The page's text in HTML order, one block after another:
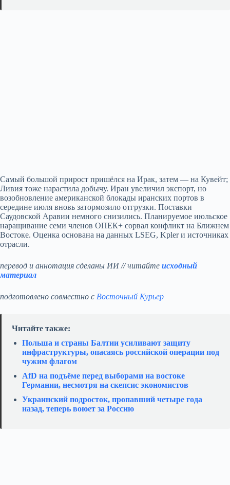
Самый большой прирост пришёлся на Ирак, затем — на Кувейт;
Ливия тоже нарастила добычу. Иран увеличил экспорт, но
возобновление американской блокады иранских портов в
середине июля вновь затормозило отгрузки. Поставки
Саудовской Аравии немного снизились. Планируемое июльское
наращивание семи членов ОПЕК+ сорвал конфликт на Ближнем
Востоке. Оценка основана на данных LSEG, Kpler и источниках
отрасли.
перевод и аннотация сделаны ИИ // читайте исходный
материал
подготовлено совместно с Восточный Курьер
Читайте также:
Польша и страны Балтии усиливают защиту
инфраструктуры, опасаясь российской операции под
чужим флагом
AfD на подъёме перед выборами на востоке
Германии, несмотря на скепсис экономистов
Украинский подросток, пропавший четыре года
назад, теперь воюет за Россию